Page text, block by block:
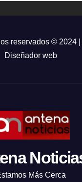
reservados © 2024
Diseñador web
Más Cerca